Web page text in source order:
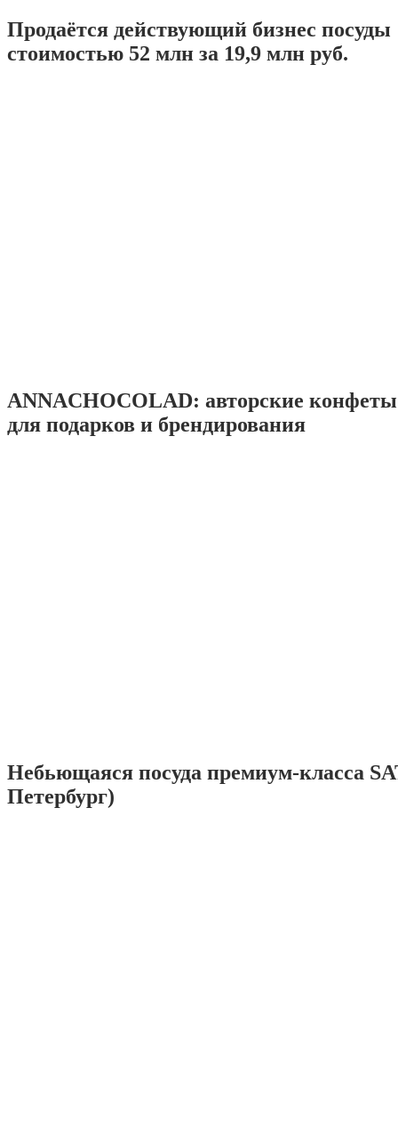
Продаётся действующий бизнес посуды
стоимостью 52 млн за 19,9 млн руб.
ANNACHOCOLAD: авторские
для подарков и брендирования
Небьющаяся посуда премиум-класса
Петербург)